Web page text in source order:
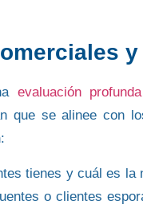
evaluación profunda
que se alinee con
tienes y cuál es la
o clientes